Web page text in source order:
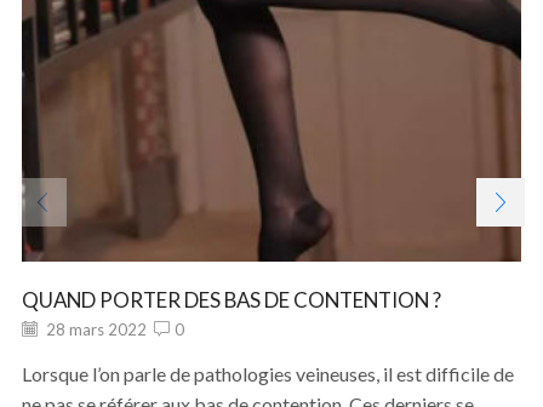
QUAND PORTER DES BAS DE CONTENTION ?
28 mars 2022 0
Lorsque l’on parle de pathologies veineuses, il est difficile de